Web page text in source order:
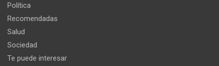
Política
Recomendadas
Salud
Sociedad
Te puede interesar